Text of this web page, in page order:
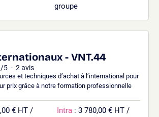
groupe
- VNT.44
/5 - 2 avis
et techniques d’achat à l’international pour
prix grâce à notre formation professionnelle
€ HT /
Intra : 3 780,00 € HT /